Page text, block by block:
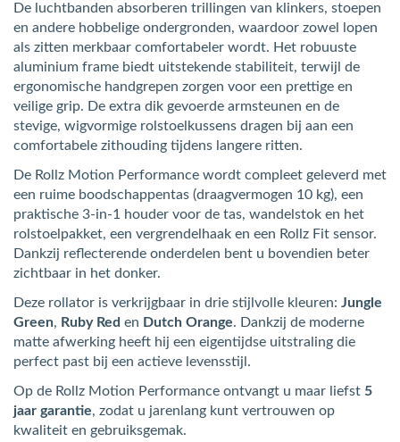
De luchtbanden absorberen trillingen van klinkers, stoepen
en andere hobbelige ondergronden, waardoor zowel lopen
als zitten merkbaar comfortabeler wordt. Het robuuste
aluminium frame biedt uitstekende stabiliteit, terwijl de
ergonomische handgrepen zorgen voor een prettige en
veilige grip. De extra dik gevoerde armsteunen en de
stevige, wigvormige rolstoelkussens dragen bij aan een
comfortabele zithouding tijdens langere ritten.
De Rollz Motion Performance wordt compleet geleverd met
een ruime boodschappentas (draagvermogen 10 kg), een
praktische 3-in-1 houder voor de tas, wandelstok en het
rolstoelpakket, een vergrendelhaak en een Rollz Fit sensor.
Dankzij reflecterende onderdelen bent u bovendien beter
zichtbaar in het donker.
Deze rollator is verkrijgbaar in drie stijlvolle kleuren: Jungle
Green, Ruby Red en Dutch Orange. Dankzij de moderne
matte afwerking heeft hij een eigentijdse uitstraling die
perfect past bij een actieve levensstijl.
Op de Rollz Motion Performance ontvangt u maar liefst 5
jaar garantie, zodat u jarenlang kunt vertrouwen op
kwaliteit en gebruiksgemak.